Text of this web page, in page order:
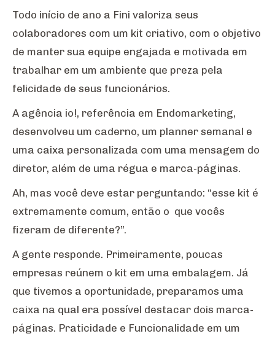
Todo início de ano a Fini valoriza seus
colaboradores com um kit criativo, com o objetivo
de manter sua equipe engajada e motivada em
trabalhar em um ambiente que preza pela
felicidade de seus funcionários.
A agência io!, referência em Endomarketing,
desenvolveu um caderno, um planner semanal e
uma caixa personalizada com uma mensagem do
diretor, além de uma régua e marca-páginas.
Ah, mas você deve estar perguntando: “esse kit é
extremamente comum, então o que vocês
fizeram de diferente?”.
A gente responde. Primeiramente, poucas
empresas reúnem o kit em uma embalagem. Já
que tivemos a oportunidade, preparamos uma
caixa na qual era possível destacar dois marca-
páginas. Praticidade e Funcionalidade em um